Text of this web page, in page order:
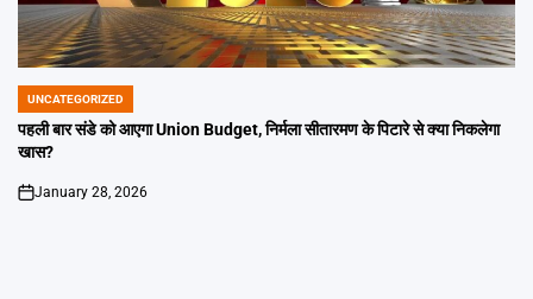
POSTED
IN
UNCATEGORIZED
पहली बार संडे को आएगा Union Budget, निर्मला सीतारमण के पिटारे से क्या निकलेगा
खास?
on
January 28, 2026